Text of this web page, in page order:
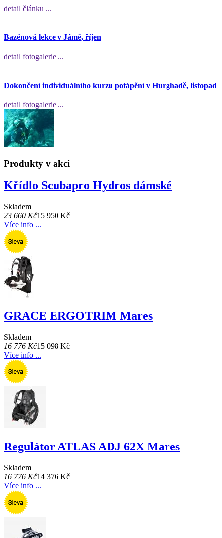
detail článku ...
Bazénová lekce v Jámě, říjen
detail fotogalerie ...
Dokončení individuálního kurzu potápění v Hurghadě, listopad
detail fotogalerie ...
Produkty v akci
Křídlo Scubapro Hydros dámské
Skladem
23 660 Kč15 950 Kč
Více info ...
GRACE ERGOTRIM Mares
Skladem
16 776 Kč15 098 Kč
Více info ...
Regulátor ATLAS ADJ 62X Mares
Skladem
16 776 Kč14 376 Kč
Více info ...